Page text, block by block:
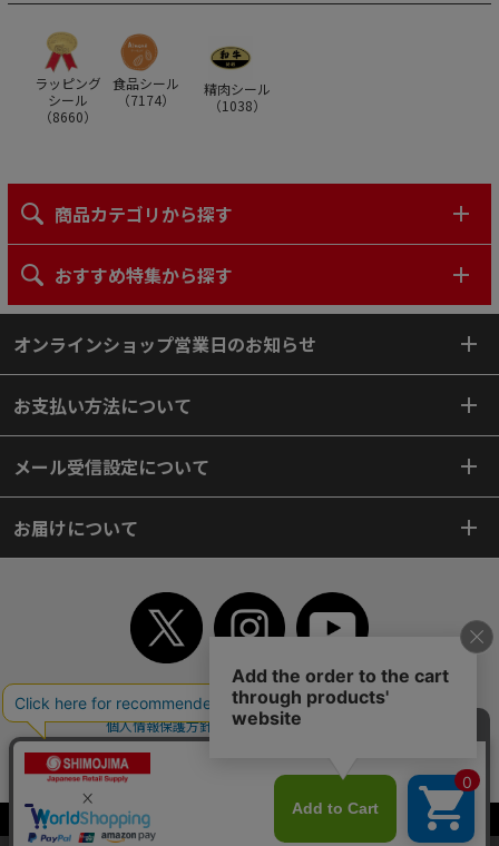
当サイトはクッキー（Cookie）を使用しています。Cookieの使用に同意いた
ラッピング
シール
（8660）
食品シール
（7174）
精肉シール
（1038）
商品カテゴリから探す
おすすめ特集から探す
オンラインショップ営業日のお知らせ
お支払い方法について
メール受信設定について
お届けについて
TOP 初めてご利用のお客様へ ご利用案内
ご利用規約
個人情報保護方針
特定商取引法
よくあるご質問
お問い合わせ
サイトマップ
Copyright© 2018 SHIMOJIMA Co.,Ltd. All Rights Reserved.